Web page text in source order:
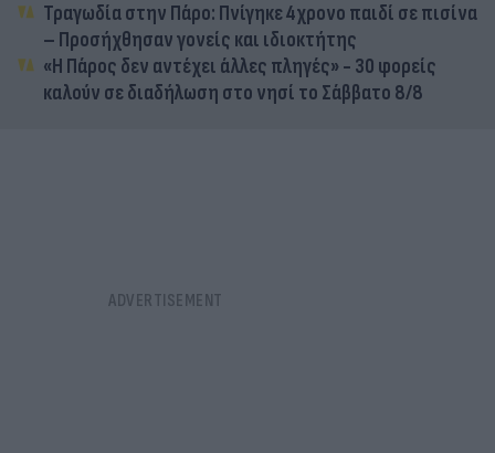
Τραγωδία στην Πάρο: Πνίγηκε 4χρονο παιδί σε πισίνα
– Προσήχθησαν γονείς και ιδιοκτήτης
«Η Πάρος δεν αντέχει άλλες πληγές» - 30 φορείς
καλούν σε διαδήλωση στο νησί το Σάββατο 8/8